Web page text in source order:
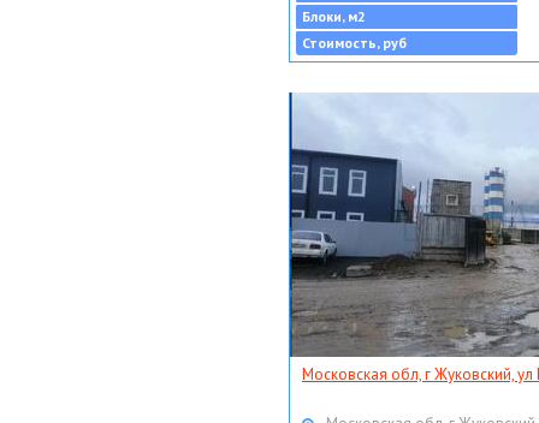
Блоки, м2
Стоимость, руб
Московская обл, г Жуковский,